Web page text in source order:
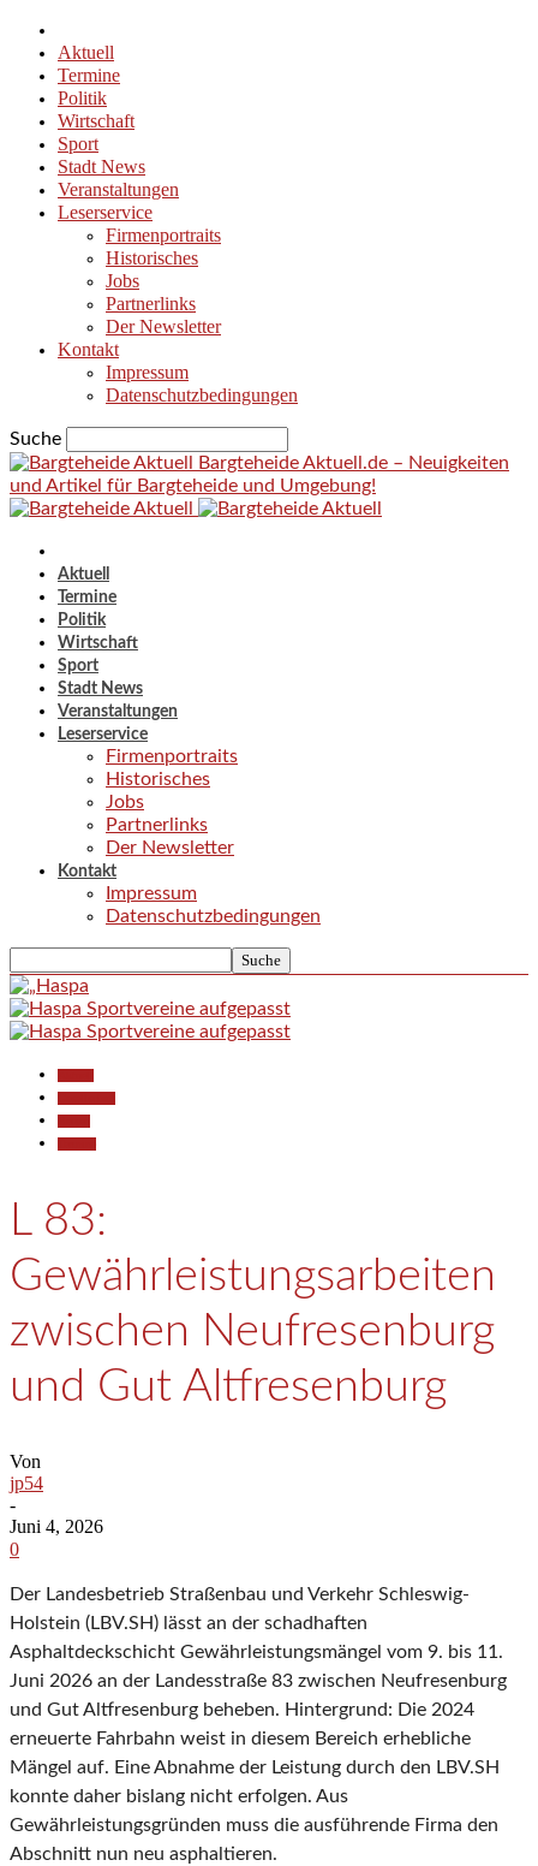
Aktuell
Termine
Politik
Wirtschaft
Sport
Stadt News
Veranstaltungen
Leserservice
Firmenportraits
Historisches
Jobs
Partnerlinks
Der Newsletter
Kontakt
Impressum
Datenschutzbedingungen
Suche
Bargteheide Aktuell.de – Neuigkeiten
und Artikel für Bargteheide und Umgebung!
Aktuell
Termine
Politik
Wirtschaft
Sport
Stadt News
Veranstaltungen
Leserservice
Firmenportraits
Historisches
Jobs
Partnerlinks
Der Newsletter
Kontakt
Impressum
Datenschutzbedingungen
L 83:
Gewährleistungsarbeiten
zwischen Neufresenburg
und Gut Altfresenburg
Von
jp54
-
Juni 4, 2026
0
Der Landesbetrieb Straßenbau und Verkehr Schleswig-
Holstein (LBV.SH) lässt an der schadhaften
Asphaltdeckschicht Gewährleistungsmängel vom 9. bis 11.
Juni 2026 an der Landesstraße 83 zwischen Neufresenburg
und Gut Altfresenburg beheben. Hintergrund: Die 2024
erneuerte Fahrbahn weist in diesem Bereich erhebliche
Mängel auf. Eine Abnahme der Leistung durch den LBV.SH
konnte daher bislang nicht erfolgen. Aus
Gewährleistungsgründen muss die ausführende Firma den
Abschnitt nun neu asphaltieren.